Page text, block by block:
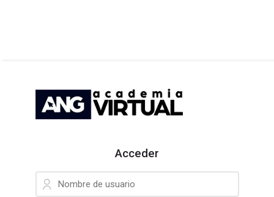
Acceder
Nombre de usuario